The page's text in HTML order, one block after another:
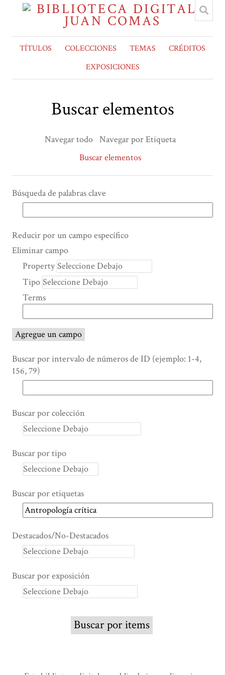
TÍTULOS COLECCIONES TEMAS
CRÉDITOS
EXPOSICIONES
Buscar elementos
Navegar todo Navegar por Etiqueta
Buscar elementos
Búsqueda de palabras clave
Number
rows
"Reducir
por
campo
específico":
1
Reducir por un campo específico
Search Property
Tipo de búsqueda
Términos de búsqueda
Ensamblador de Búsqueda
Eliminar campo
Property
Tipo
Terms
Agregue un campo
Buscar por intervalo de números de ID (ejemplo: 1-4,
156, 79)
Buscar por colección
Buscar por tipo
Buscar por etiquetas
Destacados/No-Destacados
Buscar por exposición